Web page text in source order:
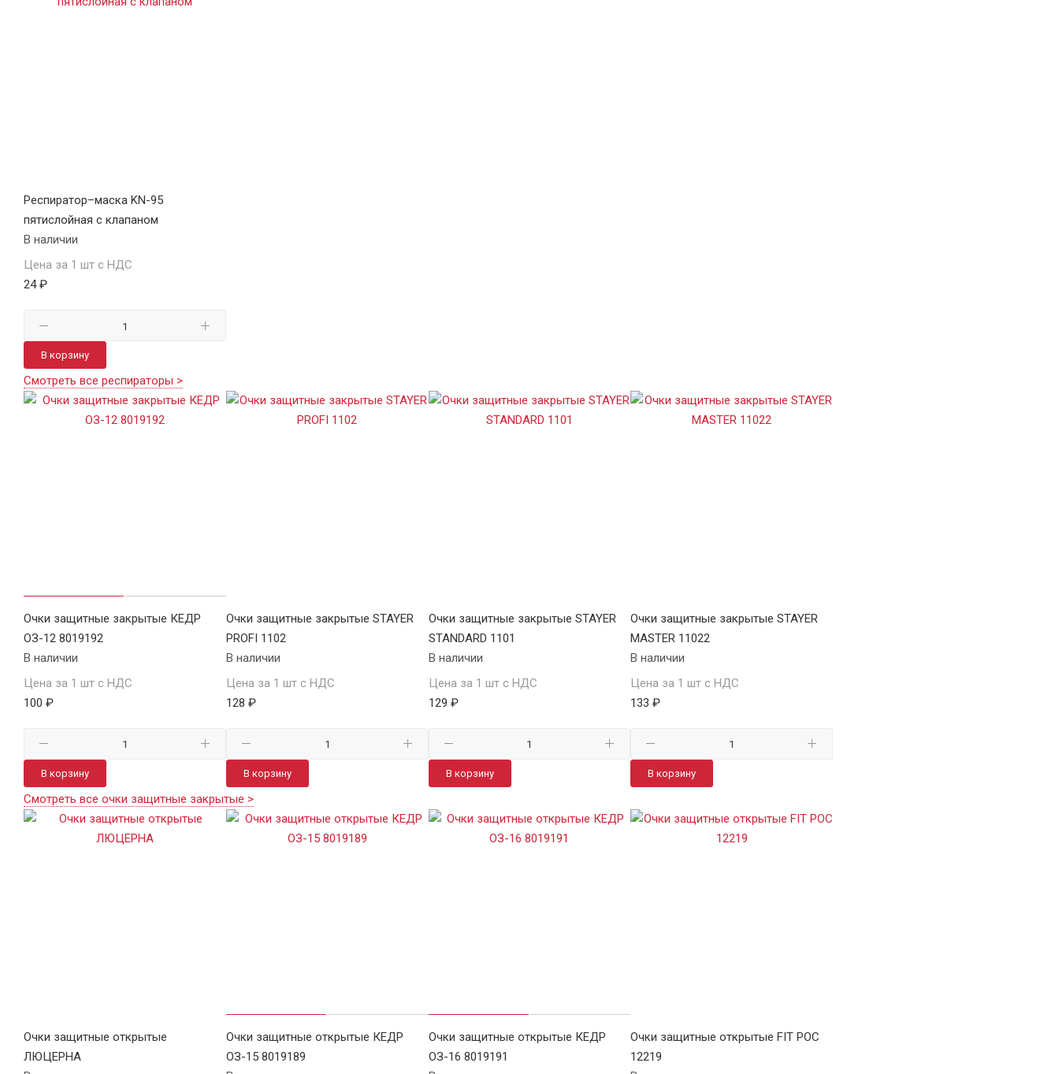
Респиратор–маска KN-95
пятислойная с клапаном
В наличии
Цена за 1 шт с НДС
24 ₽
В корзину
Смотреть все респираторы >
Очки защитные закрытые КЕДР
ОЗ-12 8019192
В наличии
Цена за 1 шт с НДС
100 ₽
В корзину
Очки защитные закрытые STAYER
PROFI 1102
В наличии
Цена за 1 шт с НДС
128 ₽
В корзину
Очки защитные закрытые STAYER
STANDARD 1101
В наличии
Цена за 1 шт с НДС
129 ₽
В корзину
Очки защитные закрытые STAYER
MASTER 11022
В наличии
Цена за 1 шт с НДС
133 ₽
В корзину
Смотреть все очки защитные закрытые >
Очки защитные открытые
ЛЮЦЕРНА
Очки защитные открытые КЕДР
ОЗ-15 8019189
Очки защитные открытые КЕДР
ОЗ-16 8019191
Очки защитные открытые FIT РОС
12219